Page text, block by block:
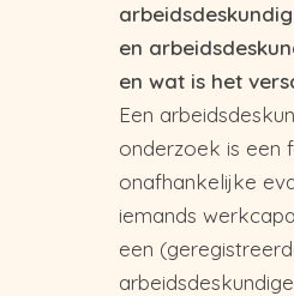
en
en wat is het
Een
onderzoek is een
onafhankelijke
iemands
een